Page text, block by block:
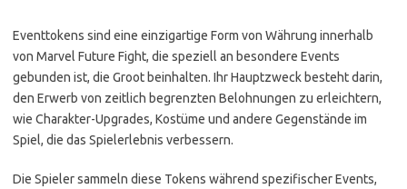
Eventtokens sind eine einzigartige Form von Währung innerhalb
von Marvel Future Fight, die speziell an besondere Events
gebunden ist, die Groot beinhalten. Ihr Hauptzweck besteht darin,
den Erwerb von zeitlich begrenzten Belohnungen zu erleichtern,
wie Charakter-Upgrades, Kostüme und andere Gegenstände im
Spiel, die das Spielerlebnis verbessern.
Die Spieler sammeln diese Tokens während spezifischer Events,